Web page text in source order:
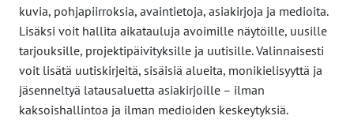
kuvia, pohjapiirroksia, avaintietoja, asiakirjoja ja medioita.
Lisäksi voit hallita aikatauluja avoimille näytöille, uusille
tarjouksille, projektipäivityksille ja uutisille. Valinnaisesti
voit lisätä uutiskirjeitä, sisäisiä alueita, monikielisyyttä ja
jäsenneltyä latausaluetta asiakirjoille – ilman
kaksoishallintoa ja ilman medioiden keskeytyksiä.